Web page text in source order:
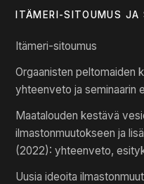
ITÄMERI-SITOUMUS JA
Itämeri-sitoumus
Orgaanisten peltomaiden
yhteenveto ja seminaarin
Maatalouden kestävä
ilmastonmuutokseen ja
(2022): yhteenveto,
Uusia ideoita